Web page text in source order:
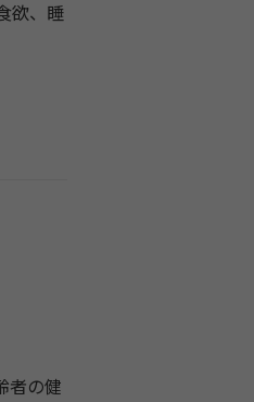
欲、睡
者の健